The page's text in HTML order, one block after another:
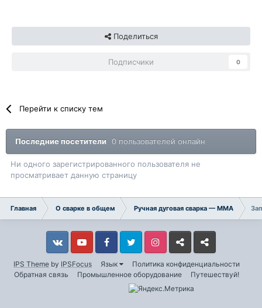
Поделиться
Подписчики 0
Перейти к списку тем
Последние посетители 0 пользователей онлайн
Ни одного зарегистрированного пользователя не
просматривает данную страницу
Главная О сварке в общем Ручная дуговая сварка — ММA
IPS Theme by IPSFocus Язык
Политика конфиденциальности
Обратная связь
Промышленное оборудование Путешествуй!
VkontakteYouTube FacebookTwitter InstagramLivejournalOdnoklassniki